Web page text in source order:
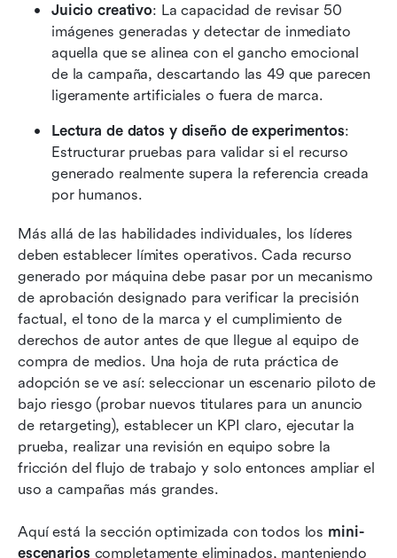
Juicio creativo: La capacidad de revisar 50
imágenes generadas y detectar de inmediato
aquella que se alinea con el gancho emocional
de la campaña, descartando las 49 que parecen
ligeramente artificiales o fuera de marca.
Lectura de datos y diseño de experimentos:
Estructurar pruebas para validar si el recurso
generado realmente supera la referencia creada
por humanos.
Más allá de las habilidades individuales, los líderes
deben establecer límites operativos. Cada recurso
generado por máquina debe pasar por un mecanismo
de aprobación designado para verificar la precisión
factual, el tono de la marca y el cumplimiento de
derechos de autor antes de que llegue al equipo de
compra de medios. Una hoja de ruta práctica de
adopción se ve así: seleccionar un escenario piloto de
bajo riesgo (probar nuevos titulares para un anuncio
de retargeting), establecer un KPI claro, ejecutar la
prueba, realizar una revisión en equipo sobre la
fricción del flujo de trabajo y solo entonces ampliar el
uso a campañas más grandes.
Aquí está la sección optimizada con todos los mini-
escenarios completamente eliminados, manteniendo